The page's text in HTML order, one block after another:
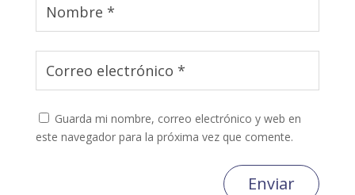
Guarda mi nombre, correo electrónico y web en
este navegador para la próxima vez que comente.
Enviar